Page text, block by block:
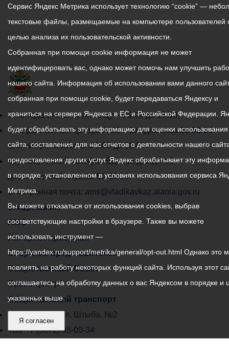
График
работы
администрации
местного
самоуправления
города
Владикавказ:
С понедельника по пятницу – с 9.00 до 18.00
Телефон контакт-центра АМС г. Владикавказ30-30-30
звонки принимаются с 9:00 до 18:00
Круглосуточный телефон Единой дежурной
диспетчерской службы53-19-19
Электронная почта: ams@vladikavkaz.alania.gov.ru
Владикавказ
АМС
Интернет приемная
Собрание представителей
Общественный Совет
Пресс-центр
Общественный транспорт
Владикавказ, пл. Штыба, №2
Тел:+7 (8672) 55-00-34
Сервис Яндекс Метрика использует технологию “cookie” —
текстовые файлы, размещаемые на компьютере пользователей
целью анализа их пользовательской активности.
Собранная при помощи cookie информация не может
идентифицировать вас, однако может помочь нам улучшить
нашего сайта. Информация об использовании вами данного
собранная при помощи cookie, будет передаваться Яндексу и
храниться на сервере Яндекса в ЕС и Российской Федерации.
будет обрабатывать эту информацию для оценки
сайта, составления для нас отчетов о деятельности нашего
предоставления других услуг. Яндекс обрабатывает эту
в порядке, установленном в условиях использования сервиса
Метрика.
Вы можете отказаться от использования cookies, выбрав
соответствующие настройки в браузере. Также вы можете
использовать инструмент —
https://yandex.ru/support/metrika/general/opt-out.html Однако это
повлиять на работу некоторых функций сайта. Используя этот
соглашаетесь на обработку данных о вас Яндексом в порядке и
указанных выше.
Я согласен